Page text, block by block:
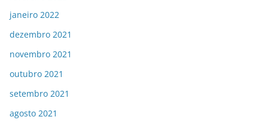
janeiro 2022
dezembro 2021
novembro 2021
outubro 2021
setembro 2021
agosto 2021